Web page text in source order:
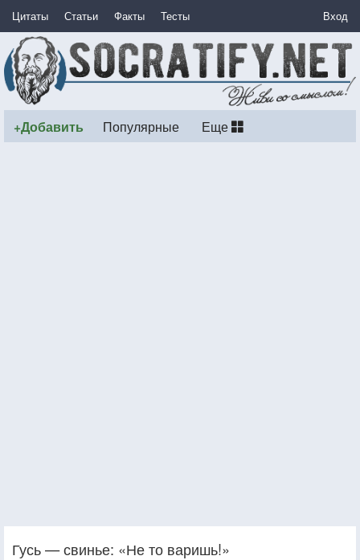
Цитаты Статьи Факты Тесты Вход
+Добавить Популярные Еще
Гусь — свинье: «Не то варишь!»